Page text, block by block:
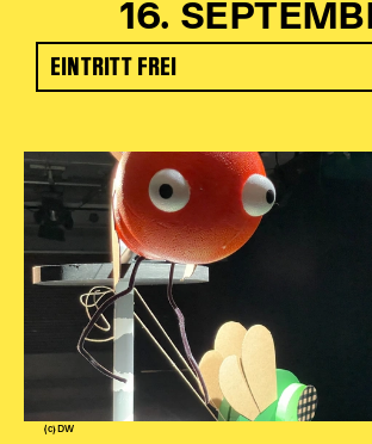
16.
EINTRITT FREI
(c) DW